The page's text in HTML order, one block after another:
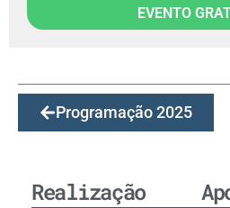
EVENTO
Programação 2025
Realização